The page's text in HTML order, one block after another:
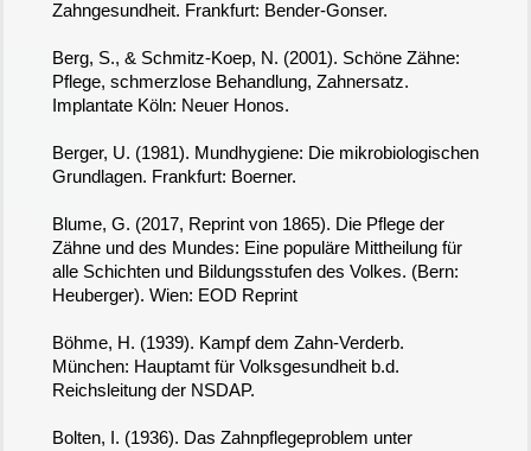
Zahngesundheit. Frankfurt: Bender-Gonser.
Berg, S., & Schmitz-Koep, N. (2001). Schöne Zähne:
Pflege, schmerzlose Behandlung, Zahnersatz.
Implantate Köln: Neuer Honos.
Berger, U. (1981). Mundhygiene: Die mikrobiologischen
Grundlagen. Frankfurt: Boerner.
Blume, G. (2017, Reprint von 1865). Die Pflege der
Zähne und des Mundes: Eine populäre Mittheilung für
alle Schichten und Bildungsstufen des Volkes. (Bern:
Heuberger). Wien: EOD Reprint
Böhme, H. (1939). Kampf dem Zahn-Verderb.
München: Hauptamt für Volksgesundheit b.d.
Reichsleitung der NSDAP.
Bolten, I. (1936). Das Zahnpflegeproblem unter